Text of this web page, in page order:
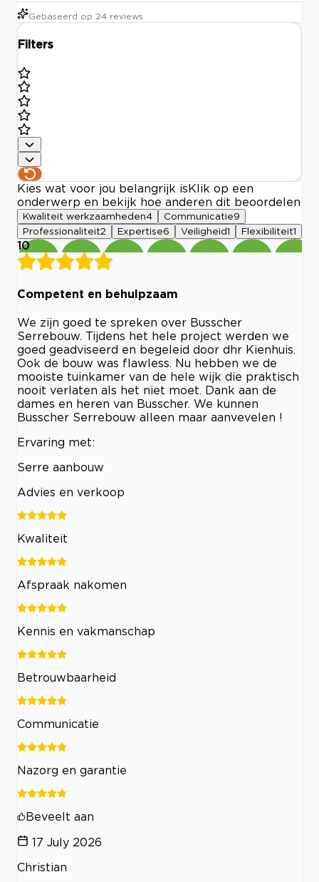
Gebaseerd op 24 reviews
Filters
Kies wat voor jou belangrijk is Klik op een
onderwerp en bekijk hoe anderen dit beoordelen
Kwaliteit werkzaamheden4 Communicatie9
Professionaliteit2 Expertise6 Veiligheid1 Flexibiliteit1
10
Competent en behulpzaam
We zijn goed te spreken over Busscher
Serrebouw. Tijdens het hele project werden we
goed geadviseerd en begeleid door dhr Kienhuis.
Ook de bouw was flawless. Nu hebben we de
mooiste tuinkamer van de hele wijk die praktisch
nooit verlaten als het niet moet. Dank aan de
dames en heren van Busscher. We kunnen
Busscher Serrebouw alleen maar aanvevelen !
Ervaring met:
Serre aanbouw
Advies en verkoop
Kwaliteit
Afspraak nakomen
Kennis en vakmanschap
Betrouwbaarheid
Communicatie
Nazorg en garantie
Beveelt aan
17 July 2026
Christian